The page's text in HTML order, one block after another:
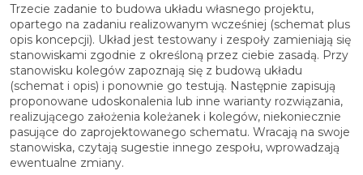
Trzecie zadanie to budowa układu własnego projektu,
opartego na zadaniu realizowanym wcześniej (schemat plus
opis koncepcji). Układ jest testowany i zespoły zamieniają się
stanowiskami zgodnie z określoną przez ciebie zasadą. Przy
stanowisku kolegów zapoznają się z budową układu
(schemat i opis) i ponownie go testują. Następnie zapisują
proponowane udoskonalenia lub inne warianty rozwiązania,
realizującego założenia koleżanek i kolegów, niekoniecznie
pasujące do zaprojektowanego schematu. Wracają na swoje
stanowiska, czytają sugestie innego zespołu, wprowadzają
ewentualne zmiany.